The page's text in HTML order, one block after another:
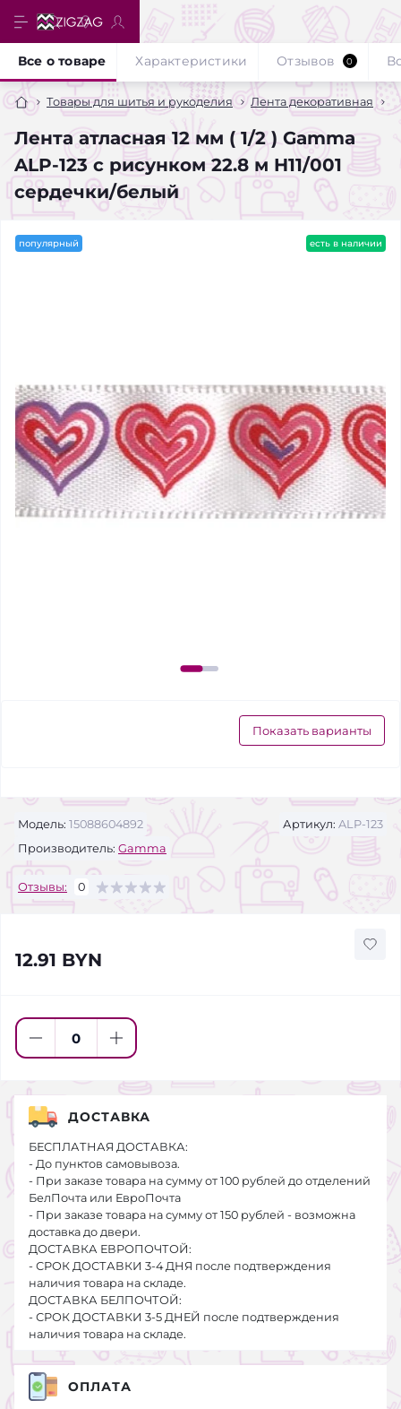
Товары для шитья и рукоделия Лента декоративная
Лента атласная 12 мм ( 1/2 ) Gamma
ALP-123 с рисунком 22.8 м H11/001
сердечки/белый
Все о товаре Характеристики Отзывов 0
популярный есть в наличии
Показать варианты
Модель: 15088604892 Артикул: ALP-123
Производитель: Gamma
Отзывы: 0
12.91 BYN
ДОСТАВКА
БЕСПЛАТНАЯ ДОСТАВКА:
- До пунктов самовывоза.
- При заказе товара на сумму от 100 рублей до отделений
БелПочта или ЕвроПочта
- При заказе товара на сумму от 150 рублей - возможна
доставка до двери.
ДОСТАВКА ЕВРОПОЧТОЙ:
- СРОК ДОСТАВКИ 3-4 ДНЯ после подтверждения
наличия товара на складе.
ДОСТАВКА БЕЛПОЧТОЙ:
- СРОК ДОСТАВКИ 3-5 ДНЕЙ после подтверждения
наличия товара на складе.
ОПЛАТА